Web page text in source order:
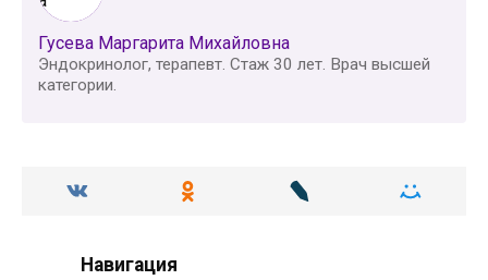
Гусева Маргарита Михайловна
Эндокринолог, терапевт. Стаж 30 лет. Врач высшей
категории.
Навигация